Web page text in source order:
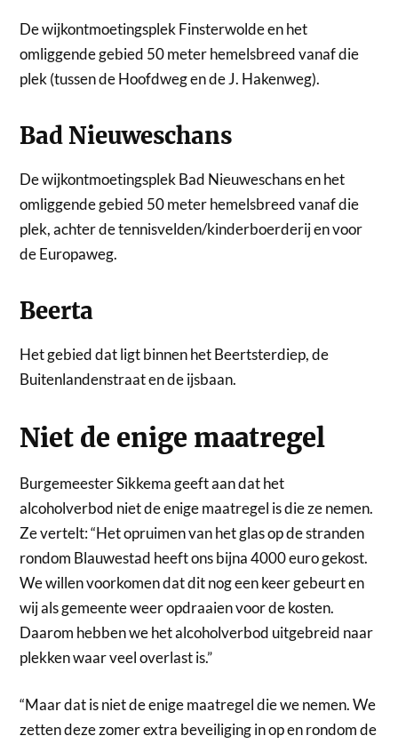
De wijkontmoetingsplek Finsterwolde en het
omliggende gebied 50 meter hemelsbreed vanaf die
plek (tussen de Hoofdweg en de J. Hakenweg).
Bad Nieuweschans
De wijkontmoetingsplek Bad Nieuweschans en het
omliggende gebied 50 meter hemelsbreed vanaf die
plek, achter de tennisvelden/kinderboerderij en voor
de Europaweg.
Beerta
Het gebied dat ligt binnen het Beertsterdiep, de
Buitenlandenstraat en de ijsbaan.
Niet de enige maatregel
Burgemeester Sikkema geeft aan dat het
alcoholverbod niet de enige maatregel is die ze nemen.
Ze vertelt: “Het opruimen van het glas op de stranden
rondom Blauwestad heeft ons bijna 4000 euro gekost.
We willen voorkomen dat dit nog een keer gebeurt en
wij als gemeente weer opdraaien voor de kosten.
Daarom hebben we het alcoholverbod uitgebreid naar
plekken waar veel overlast is.”
“Maar dat is niet de enige maatregel die we nemen. We
zetten deze zomer extra beveiliging in op en rondom de